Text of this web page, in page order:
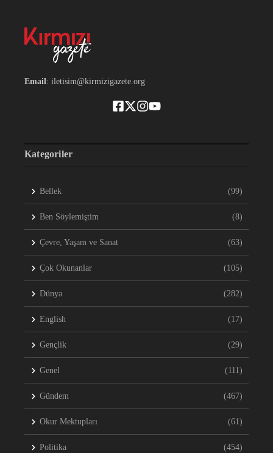
Email: iletisim@kirmizigazete.org
Kategoriler
Bellek (99)
Ben Söylemiştim (8)
Çevre, Yaşam ve Sanat (63)
Çok Okunanlar (105)
Dünya (282)
English (17)
Gençlik (29)
Genel (111)
Gündem (467)
Okur Mektupları (61)
Politika (454)